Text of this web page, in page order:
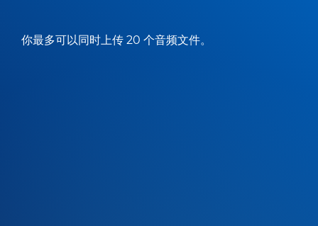
你最多可以同时上传 20 个音频文件。